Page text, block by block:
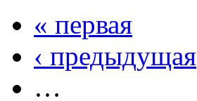
« первая
‹ предыдущая
…